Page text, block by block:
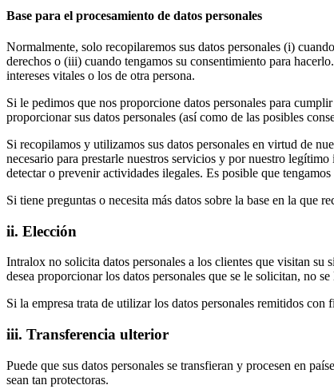
Base para el procesamiento de datos personales
Normalmente, solo recopilaremos sus datos personales (i)
derechos o (iii) cuando tengamos su consentimiento para
intereses vitales o los de otra persona.
Si le pedimos que nos proporcione datos personales para
proporcionar sus datos personales (así como de las posibles
Si recopilamos y utilizamos sus datos personales en virtud de
necesario para prestarle nuestros servicios y por nuestro
detectar o prevenir actividades ilegales. Es posible que
Si tiene preguntas o necesita más datos sobre la base en la que
ii. Elección
Intralox no solicita datos personales a los clientes que visitan su
desea proporcionar los datos personales que se le solicitan, no
Si la empresa trata de utilizar los datos personales remitidos
iii. Transferencia ulterior
Puede que sus datos personales se transfieran y procesen en
sean tan protectoras.